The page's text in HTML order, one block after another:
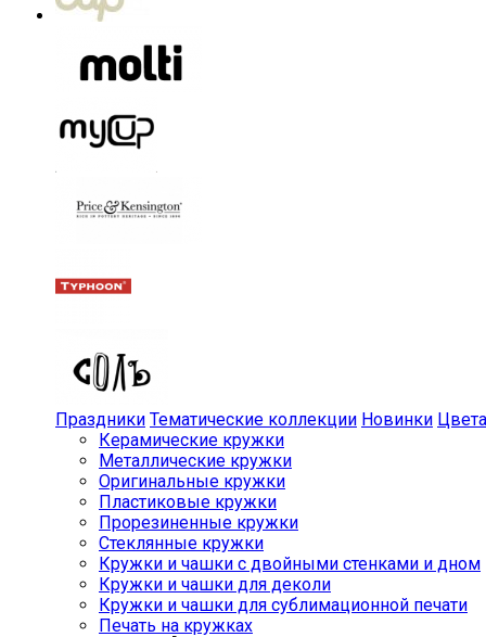
Праздники Тематические коллекции Новинки Цвета
Керамические кружки
Металлические кружки
Оригинальные кружки
Пластиковые кружки
Прорезиненные кружки
Стеклянные кружки
Кружки и чашки с двойными стенками и дном
Кружки и чашки для деколи
Кружки и чашки для сублимационной печати
Печать на кружках